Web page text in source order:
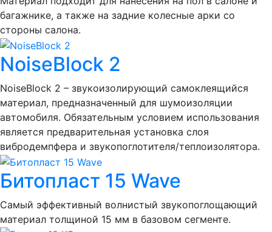
багажнике, а также на задние колесные арки со
стороны салона.
NoiseBlock 2
NoiseBlock 2 – звукоизолирующий самоклеящийся
материал, предназначенный для шумоизоляции
автомобиля. Обязательным условием использования
является предварительная установка слоя
вибродемпфера и звукопоглотителя/теплоизолятора.
Битопласт 15 Wave
Самый эффективный волнистый звукопоглощающий
материал толщиной 15 мм в базовом сегменте.